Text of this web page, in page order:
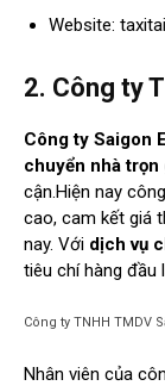
Website:
2. Công ty
Công ty Saigon
chuyển nhà trọn
cận.Hiện nay
cao, cam kết giá
nay. Với dịch vụ
tiêu chí hàng đầu
Công ty TNHH TMDV
Nhân viên của